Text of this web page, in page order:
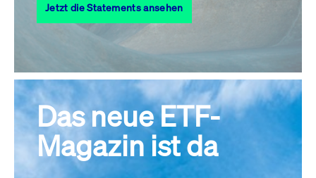
31
Alle Events
Jetzt die Statements ansehen
Das neue ETF-
Magazin ist da